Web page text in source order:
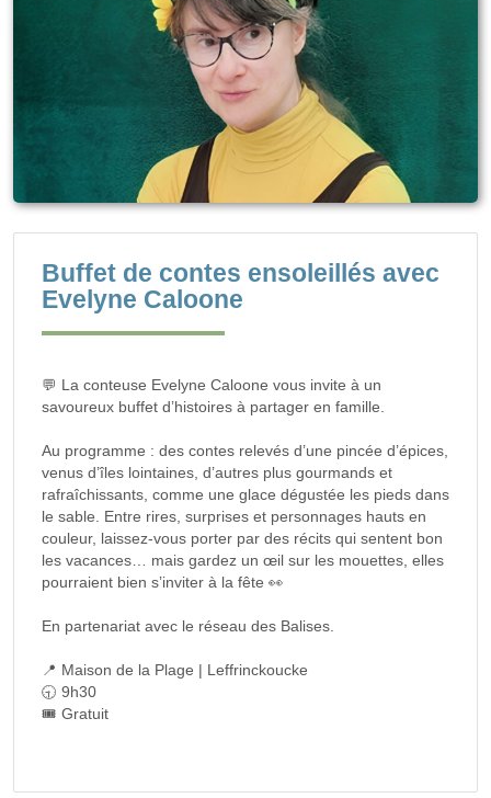
Buffet de contes ensoleillés avec
Evelyne Caloone
💬 La conteuse Evelyne Caloone vous invite à un
savoureux buffet d’histoires à partager en famille.
Au programme : des contes relevés d’une pincée d’épices,
venus d’îles lointaines, d’autres plus gourmands et
rafraîchissants, comme une glace dégustée les pieds dans
le sable. Entre rires, surprises et personnages hauts en
couleur, laissez-vous porter par des récits qui sentent bon
les vacances… mais gardez un œil sur les mouettes, elles
pourraient bien s’inviter à la fête 👀
En partenariat avec le réseau des Balises.
📍 Maison de la Plage | Leffrinckoucke
🕤 9h30
🎟 Gratuit